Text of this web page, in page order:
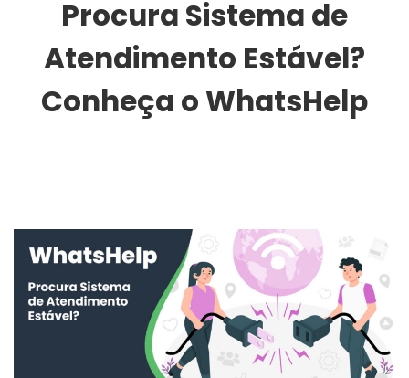
Procura Sistema de
Atendimento Estável?
Conheça o WhatsHelp